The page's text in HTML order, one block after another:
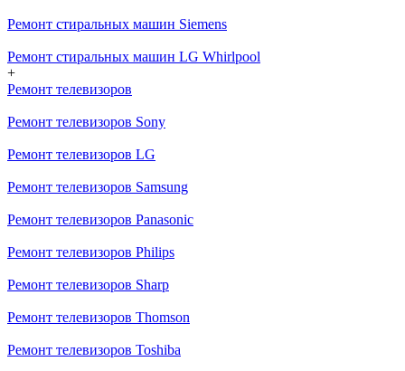
Ремонт стиральных машин Siemens
Ремонт стиральных машин LG Whirlpool
+
Ремонт телевизоров
Ремонт телевизоров Sony
Ремонт телевизоров LG
Ремонт телевизоров Samsung
Ремонт телевизоров Panasonic
Ремонт телевизоров Philips
Ремонт телевизоров Sharp
Ремонт телевизоров Thomson
Ремонт телевизоров Toshiba